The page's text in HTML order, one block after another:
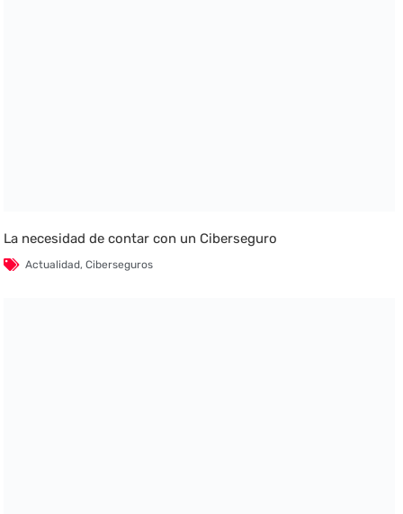
La necesidad de contar con un Ciberseguro
Actualidad,Ciberseguros